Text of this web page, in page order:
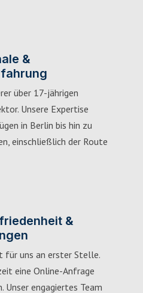
&
über 17-jährigen
Unsere Expertise
in Berlin bis hin zu
einschließlich der Route
&
für uns an erster Stelle.
eine Online-Anfrage
engagiertes Team